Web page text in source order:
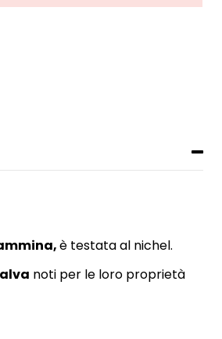
è testata al nichel.
noti per le loro proprietà